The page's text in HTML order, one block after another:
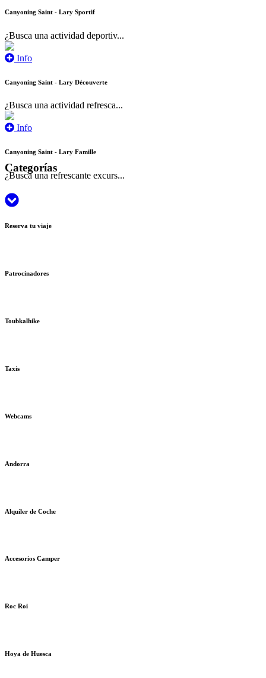
Canyoning Saint - Lary Sportif
¿Busca una actividad deportiv...
Info
Canyoning Saint - Lary Découverte
¿Busca una actividad refresca...
Info
Canyoning Saint - Lary Famille
¿Busca una refrescante excurs...
Categorías
Reserva tu viaje
Patrocinadores
Toubkalhike
Taxis
Webcams
Andorra
Alquiler de Coche
Accesorios Camper
Roc Roi
Hoya de Huesca